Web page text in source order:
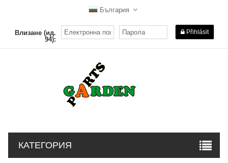
България
Влизане (ид.
94):
Přihlásit
КАТЕГОРИЯ